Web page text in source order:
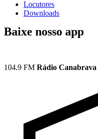
Locutores
Downloads
Baixe nosso app
104.9 FM Rádio Canabrava